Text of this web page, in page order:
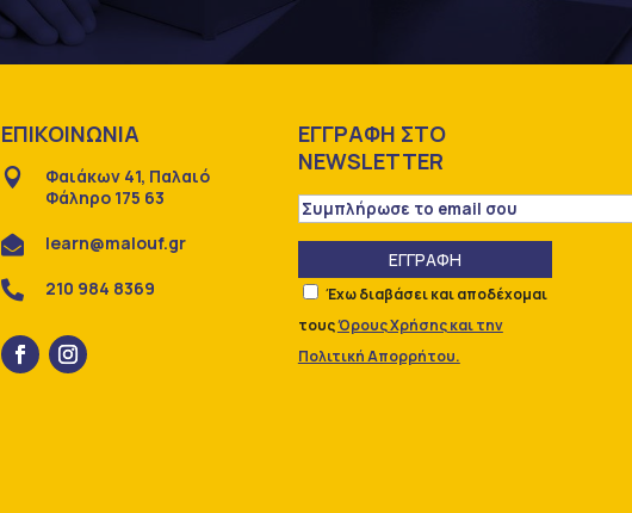
ΕΠΙΚΟΙΝΩΝΙΑ

Φαιάκων 41, Παλαιό
Φάληρο 175 63
 learn@malouf.gr
 210 984 8369
ΕΓΓΡΑΦΗ ΣΤΟ
NEWSLETTER
ΕΓΓΡΑΦΗ
Έχω διαβάσει και αποδέχομαι
τουςΌρους Χρήσης και την
Πολιτική Απορρήτου.